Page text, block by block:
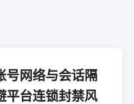
号网络与会话隔
平台连锁封禁风